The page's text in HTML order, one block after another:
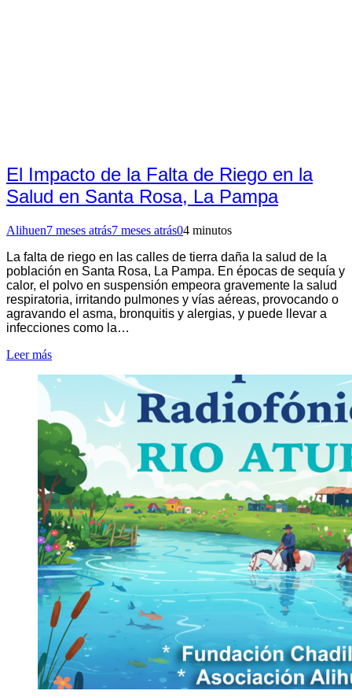
El Impacto de la Falta de Riego en la
Salud en Santa Rosa, La Pampa
Alihuen7 meses atrás7 meses atrás04 minutos
La falta de riego en las calles de tierra daña la salud de la
población en Santa Rosa, La Pampa. En épocas de sequía y
calor, el polvo en suspensión empeora gravemente la salud
respiratoria, irritando pulmones y vías aéreas, provocando o
agravando el asma, bronquitis y alergias, y puede llevar a
infecciones como la…
Leer más